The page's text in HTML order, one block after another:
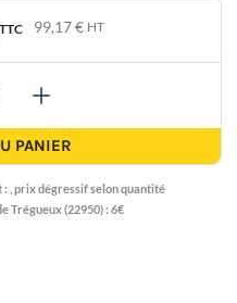
TTC 99,17 € HT
+
PANIER
: prix dégressif selon quantité
Trégueux (22950) : 6€